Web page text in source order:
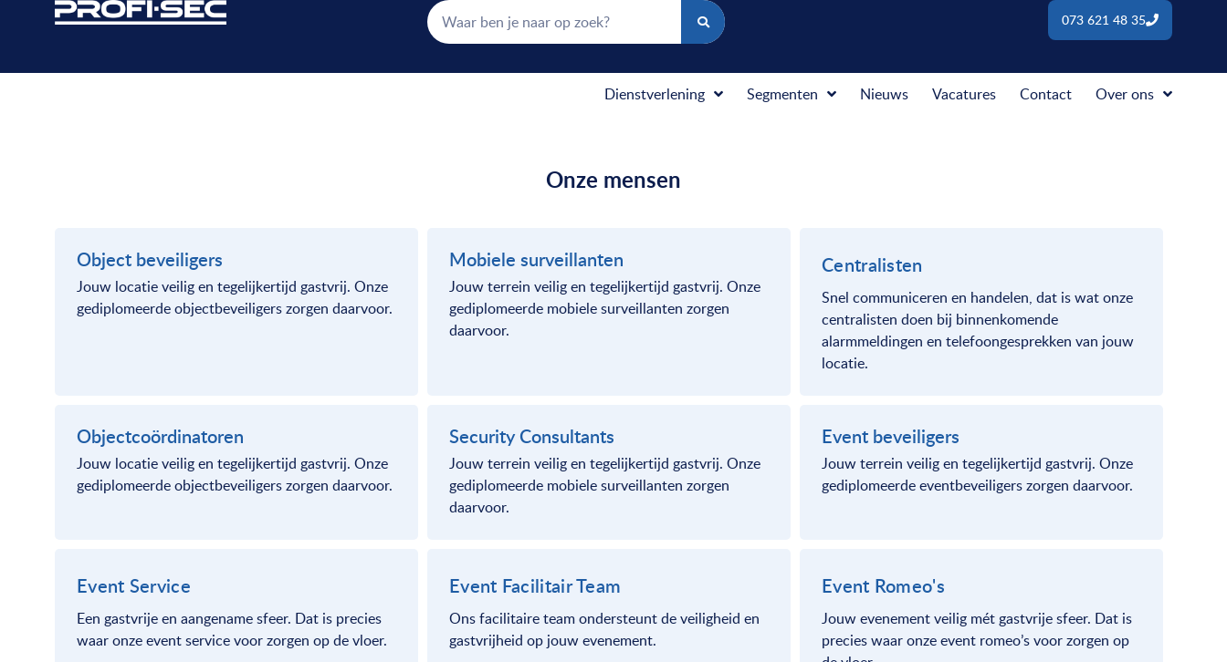
073 621 48 35
Dienstverlening Segmenten Nieuws Vacatures Contact Over ons
Onze mensen
Object beveiligers
Jouw locatie veilig en tegelijkertijd gastvrij. Onze
gediplomeerde objectbeveiligers zorgen daarvoor.
Mobiele surveillanten
Jouw terrein veilig en tegelijkertijd gastvrij. Onze
gediplomeerde mobiele surveillanten zorgen
daarvoor.
Centralisten
Snel communiceren en handelen, dat is wat onze
centralisten doen bij binnenkomende
alarmmeldingen en telefoongesprekken van jouw
locatie.
Objectcoördinatoren
Jouw locatie veilig en tegelijkertijd gastvrij. Onze
gediplomeerde objectbeveiligers zorgen daarvoor.
Security Consultants
Jouw terrein veilig en tegelijkertijd gastvrij. Onze
gediplomeerde mobiele surveillanten zorgen
daarvoor.
Event beveiligers
Jouw terrein veilig en tegelijkertijd gastvrij. Onze
gediplomeerde eventbeveiligers zorgen daarvoor.
Event Service
Een gastvrije en aangename sfeer. Dat is precies
waar onze event service voor zorgen op de vloer.
Event Facilitair Team
Ons facilitaire team ondersteunt de veiligheid en
gastvrijheid op jouw evenement.
Event Romeo's
Jouw evenement veilig mét gastvrije sfeer. Dat is
precies waar onze event romeo’s voor zorgen op